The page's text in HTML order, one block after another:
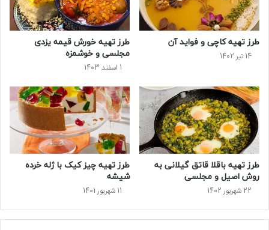
طرز تهیه کاچی و فواید آن
14 تیر 1402
طرز تهیه خورش قیمه یزدی
مجلسی و خوشمزه
1 اسفند 1403
طرز تهیه باقلا قاتق گیلانی به
روش اصیل و مجلسی
22 شهریور 1402
طرز تهیه چیز کیک با ژله خرده
شیشه
11 شهریور 1401